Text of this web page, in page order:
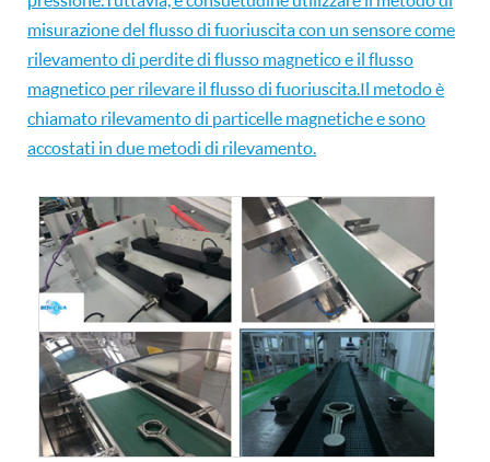
misurazione del flusso di fuoriuscita con un sensore come
rilevamento di perdite di flusso magnetico e il flusso
magnetico per rilevare il flusso di fuoriuscita.Il metodo è
chiamato rilevamento di particelle magnetiche e sono
accostati in due metodi di rilevamento.